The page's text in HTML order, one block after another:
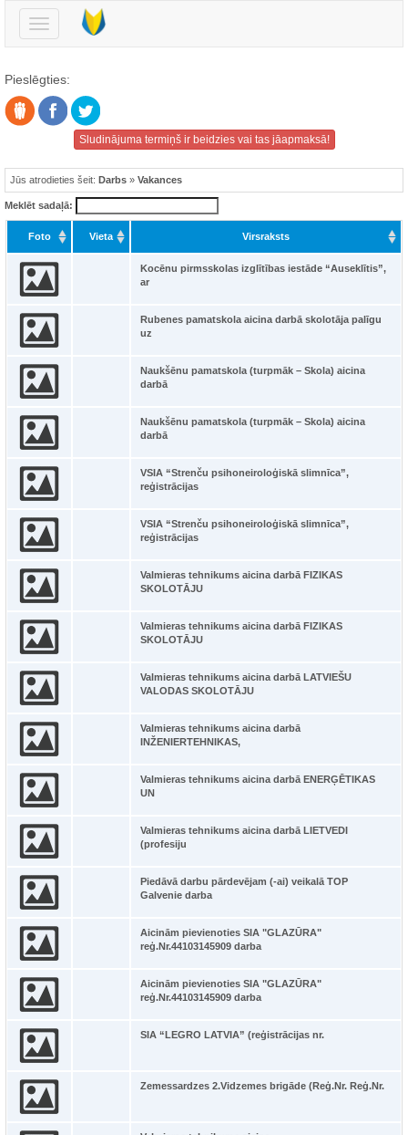
Pārslēgt
navigāciju
Pieslēgties:
Sludinājuma termiņš ir beidzies vai tas jāapmaksā!
Jūs atrodieties šeit: Darbs » Vakances
Meklēt sadaļā:
Foto Vieta Virsraksts
Kocēnu pirmsskolas izglītības iestāde “Auseklītis”,
ar
Rubenes pamatskola aicina darbā skolotāja palīgu
uz
Naukšēnu pamatskola (turpmāk – Skola) aicina
darbā
Naukšēnu pamatskola (turpmāk – Skola) aicina
darbā
VSIA “Strenču psihoneiroloģiskā slimnīca”,
reģistrācijas
VSIA “Strenču psihoneiroloģiskā slimnīca”,
reģistrācijas
Valmieras tehnikums aicina darbā FIZIKAS
SKOLOTĀJU
Valmieras tehnikums aicina darbā FIZIKAS
SKOLOTĀJU
Valmieras tehnikums aicina darbā LATVIEŠU
VALODAS SKOLOTĀJU
Valmieras tehnikums aicina darbā
INŽENIERTEHNIKAS,
Valmieras tehnikums aicina darbā ENERĢĒTIKAS
UN
Valmieras tehnikums aicina darbā LIETVEDI
(profesiju
Piedāvā darbu pārdevējam (-ai) veikalā TOP
Galvenie darba
Aicinām pievienoties SIA "GLAZŪRA"
reģ.Nr.44103145909 darba
Aicinām pievienoties SIA "GLAZŪRA"
reģ.Nr.44103145909 darba
SIA “LEGRO LATVIA” (reģistrācijas nr.
Zemessardzes 2.Vidzemes brigāde (Reģ.Nr. Reģ.Nr.